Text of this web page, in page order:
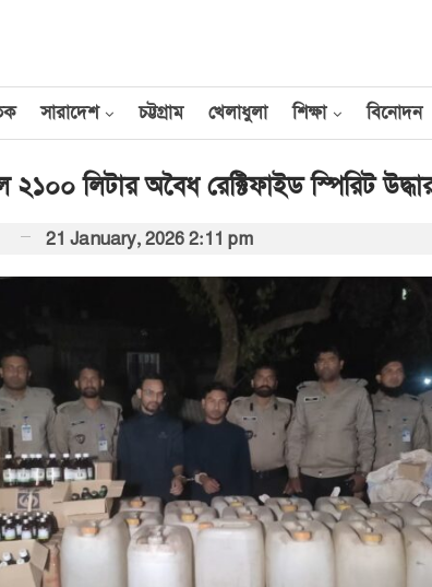
সারাদেশ চট্টগ্রাম খেলাধুলা শিক্ষা বিনোদন
২১০০ লিটার অবৈধ রেক্টিফাইড স্পিরিট
21 January, 2026 2:11 pm
আন্তর্জাতিক
এক দিনে ৪০ হিজবুল্লাহ
যোদ্ধাকে হত্যার দাবি
আর্কাইভ থেকে
অন্তর্বর্তী সরকারের সময়ের
অধ্যাদেশ সংসদে উপস্থাপন
করা হবে
আর্কাইভ থেকে
প্রধানমন্ত্রীর সঙ্গে সৌদি